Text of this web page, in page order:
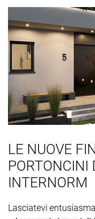
LE NUOVE
PORTONCINI
INTERNORM
Lasciatevi